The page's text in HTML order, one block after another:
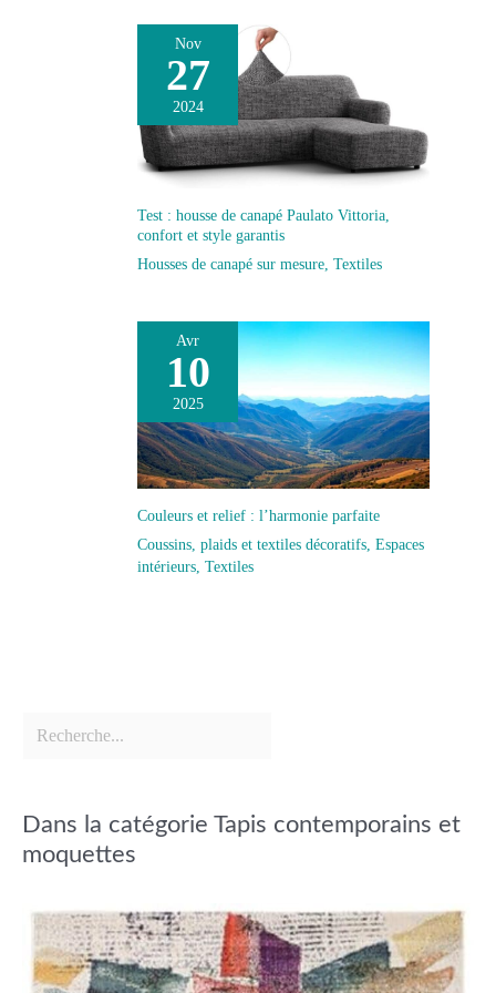
Nov
27
2024
Test : housse de canapé Paulato Vittoria,
confort et style garantis
Housses de canapé sur mesure Textiles
Avr
10
2025
Couleurs et relief : l’harmonie parfaite
Coussins, plaids et textiles décoratifs Espaces
intérieurs Textiles
Dans la catégorie Tapis contemporains et
moquettes